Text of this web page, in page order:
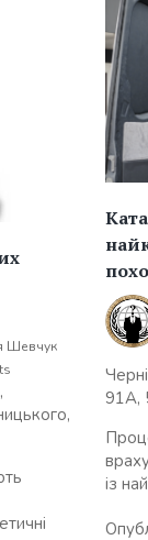
Шевчук
91А,
із